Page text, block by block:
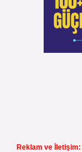
Reklam ve İletişim: